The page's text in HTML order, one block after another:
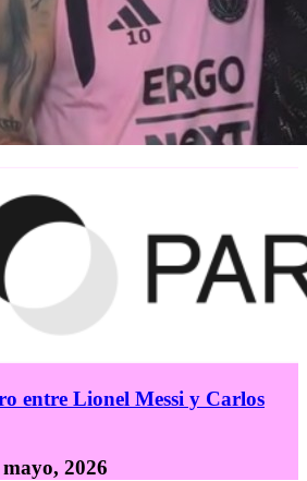
entre Lionel Messi y Carlos
mayo, 2026